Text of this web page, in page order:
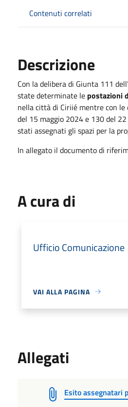
Contenuti correlati
Descrizione
Con la delibera di Giunta 111
state determinate le postazioni
nella città di Ciriié mentre con
del 15 maggio 2024 e 130 del
stati assegnati gli spazi per la
In allegato il documento di
A cura di
Ufficio Comunicazione
VAI ALLA PAGINA
Allegati
Esito assegnatari